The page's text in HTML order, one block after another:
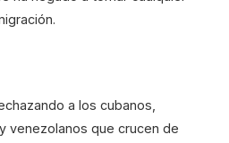
a los cubanos,
venezolanos que crucen de